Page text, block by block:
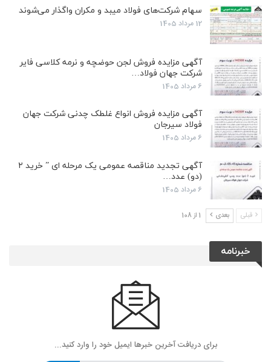
سهام شرکت‌های فولاد میبد و مکران واگذار می‌شوند
12 مرداد 1405
آگهی مزایده فروش لجن حوضچه و نرمه کلاسی فایر
شرکت جهان فولاد…
6 مرداد 1405
آگهی مزایده فروش انواع غلطک چدنی شرکت جهان
فولاد سیرجان
6 مرداد 1405
آگهی تجدید مناقصه عمومی یک مرحله ای ” خرید ۲
(دو) عدد…
6 مرداد 1405
قبلی بعدی 1 از 108
خبرنامه
برای دریافت آخرین خبرها ایمیل خود را وارد کنید...